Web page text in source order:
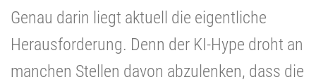
Genau darin liegt aktuell die eigentliche
Herausforderung. Denn der KI-Hype droht an
manchen Stellen davon abzulenken, dass die